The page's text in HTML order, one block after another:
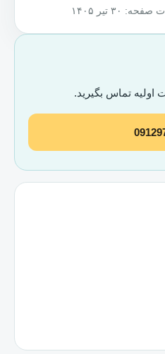
تیر ۱۴۰۵
اولیه تماس بگیرید.